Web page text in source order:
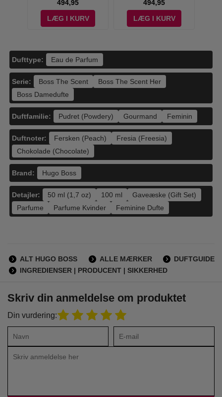
494,95
LÆG I KURV
494,95
LÆG I KURV
Dufttype: Eau de Parfum
Serie: Boss The Scent
Boss The Scent Her
Boss Damedufte
Duftnoter: Fersken (Peach)
Fresia (Freesia)
Chokolade (Chocolate)
Duftfamilie: Pudret (Powdery) Gourmand Feminin
Brand: Hugo Boss
Detajler: 50 ml (1,7 oz) 100 ml
Gaveæske (Gift Set)
Parfume
Parfume Kvinder Feminine Dufte
ALT HUGO BOSS ALLE MÆRKER
DUFTGUIDE
INGREDIENSER | PRODUCENT | SIKKERHED
Skriv din anmeldelse om produktet
Din vurdering: